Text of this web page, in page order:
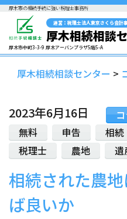
厚木市の相続手続に強い税理士事務所
運営：税理士法人東京さくら会
厚木相続相談
厚木市中町3-3-9 厚木アーバンプラザ5階5-A
厚木相続相談センター >
2023年6月16日
無料
申告 相続
税理士
農地 遺
相続された農
ば良いか